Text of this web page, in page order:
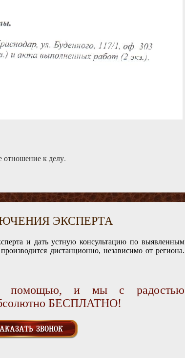
отношение к делу.
ЭКСПЕРТА
и дать устную консультацию по выявленным
дистанционно, независимо от региона.
помощью, и мы с радостью
БЕСПЛАТНО!
ЗВОНОК